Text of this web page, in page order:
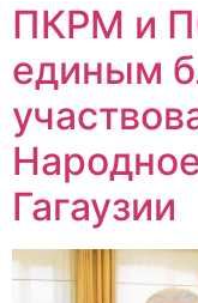
ПКРМ и
единым
Гагаузии